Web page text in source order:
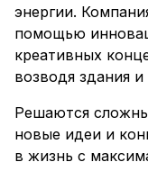
энергии.
помощью
креативных
возводя здания
Решаются
новые идеи и
в жизнь с